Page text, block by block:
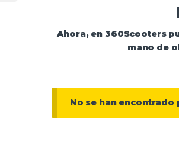
Ahora, en 360Scooters
mano de
No se han